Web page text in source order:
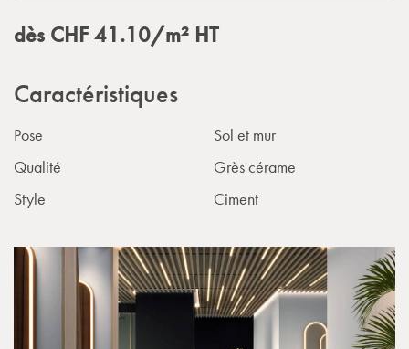
dès CHF41.10/m² HT
Caractéristiques
Pose
Sol et mur
Qualité
Grès cérame
Style
Ciment